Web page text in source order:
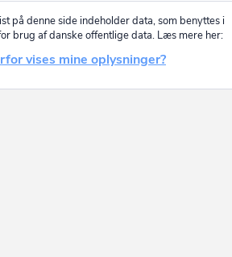
på denne side indeholder data, som benyttes i
brug af danske offentlige data. Læs mere her:
vises mine oplysninger?